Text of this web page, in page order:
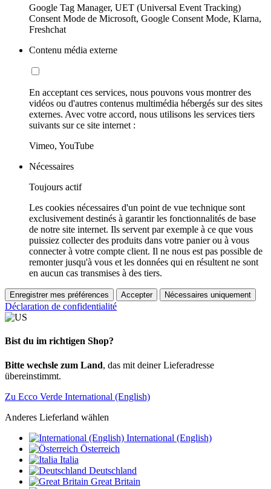
Google Tag Manager, UET (Universal Event Tracking)
Consent Mode de Microsoft, Google Consent Mode, Klarna,
Freshchat
Contenu média externe
En acceptant ces services, nous pouvons vous montrer des
vidéos ou d'autres contenus multimédia hébergés sur des sites
externes. Avec votre accord, nous utilisons les services tiers
suivants sur ce site internet :
Vimeo, YouTube
Nécessaires
Toujours actif
Les cookies nécessaires d'un point de vue technique sont
exclusivement destinés à garantir les fonctionnalités de base
de notre site internet. Ils servent par exemple à ce que vous
puissiez collecter des produits dans votre panier ou à vous
connecter à votre compte client. Il ne nous est pas possible de
remonter jusqu'à vous et les données qui en résultent ne sont
en aucun cas transmises à des tiers.
Enregistrer mes préférences Accepter Nécessaires uniquement
Déclaration de confidentialité
Bist du im richtigen Shop?
Bitte wechsle zum Land, das mit deiner Lieferadresse
übereinstimmt.
Zu Ecco Verde International (English)
Anderes Lieferland wählen
International (English)
Österreich
Italia
Deutschland
Great Britain